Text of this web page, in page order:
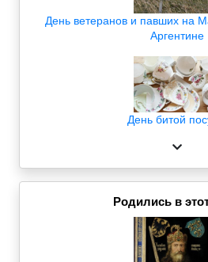
День ветеранов и павших на
Аргентине
День битой
Родились в